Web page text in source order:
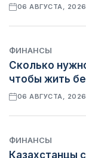
06 АВГУСТА, 2026
ФИНАНСЫ
Сколько
чтобы жить
06 АВГУСТА, 2026
ФИНАНСЫ
Казахстанцы